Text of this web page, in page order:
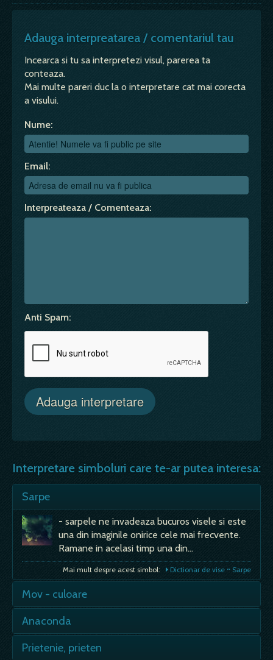
Adauga interpreatarea / comentariul tau
Incearca si tu sa interpretezi visul, parerea ta
conteaza.
Mai multe pareri duc la o interpretare cat mai corecta
a visului.
Nume:
Email:
Interpreateaza / Comenteaza:
Anti Spam:
Interpretare simboluri care te-ar putea interesa:
Sarpe
- sarpele ne invadeaza bucuros visele si este
una din imaginile onirice cele mai frecvente.
Ramane in acelasi timp una din…
Mai mult despre acest simbol: Dictionar de vise ~ Sarpe
Mov - culoare
Culoare mov in visul tau indica faptul ca ai
nevoie sa iti limpezesti mintea de gandurile
negative si sa incepi sa…
Anaconda
Sa vezi un sarpe Anaconda in vis sugereaza
Prietenie, prieten